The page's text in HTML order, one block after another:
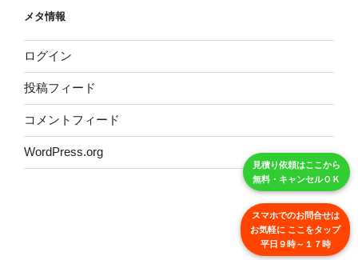
メタ情報
ログイン
投稿フィード
コメントフィード
WordPress.org
見積り依頼はここから
無料・キャンセルＯＫ
スマホでのお問合せは
お気軽に ここをタップ
平日９時～１７時